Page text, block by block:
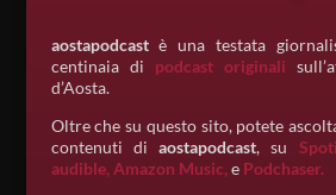
aostapodcastè una testata
centinaia di podcast originali
d’Aosta.
Oltre che su questo sito, potete
contenuti diaostapodcast, su
audible, Amazon Music,e Podchaser.